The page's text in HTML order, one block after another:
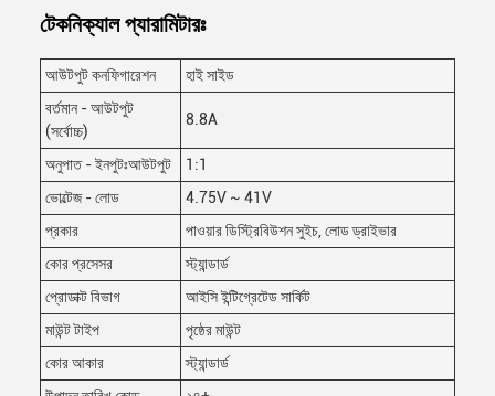
টেকনিক্যাল প্যারামিটারঃ
আউটপুট কনফিগারেশন
হাই সাইড
বর্তমান - আউটপুট
(সর্বোচ্চ)
8.8A
অনুপাত - ইনপুটঃআউটপুট
1:1
ভোল্টেজ - লোড
4.75V ~ 41V
প্রকার
পাওয়ার ডিস্ট্রিবিউশন সুইচ, লোড ড্রাইভার
কোর প্রসেসর
স্ট্যান্ডার্ড
প্রোডাক্ট বিভাগ
আইসি ইন্টিগ্রেটেড সার্কিট
মাউন্ট টাইপ
পৃষ্ঠের মাউন্ট
কোর আকার
স্ট্যান্ডার্ড